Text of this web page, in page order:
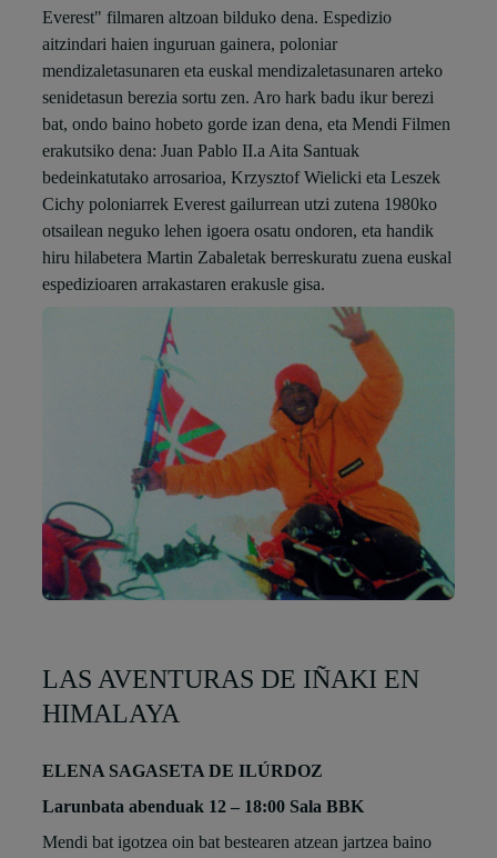
Everest" filmaren altzoan bilduko dena. Espedizio
aitzindari haien inguruan gainera, poloniar
mendizaletasunaren eta euskal mendizaletasunaren arteko
senidetasun berezia sortu zen. Aro hark badu ikur berezi
bat, ondo baino hobeto gorde izan dena, eta Mendi Filmen
erakutsiko dena: Juan Pablo II.a Aita Santuak
bedeinkatutako arrosarioa, Krzysztof Wielicki eta Leszek
Cichy poloniarrek Everest gailurrean utzi zutena 1980ko
otsailean neguko lehen igoera osatu ondoren, eta handik
hiru hilabetera Martin Zabaletak berreskuratu zuena euskal
espedizioaren arrakastaren erakusle gisa.
LAS AVENTURAS DE IÑAKI EN
HIMALAYA
ELENA SAGASETA DE ILÚRDOZ
Larunbata abenduak 12 – 18:00 Sala BBK
Mendi bat igotzea oin bat bestearen atzean jartzea baino